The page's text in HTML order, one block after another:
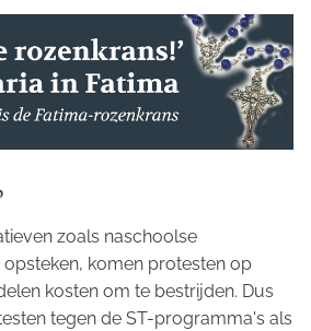
zoals naschoolse
komen protesten op
kosten om te bestrijden. Dus
tegen de ST-programma's als